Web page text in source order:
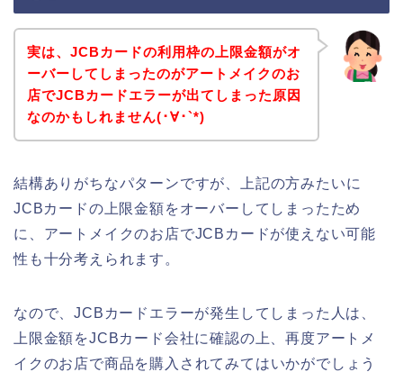
実は、JCBカードの利用枠の上限金額がオ
ーバーしてしまったのがアートメイクのお
店でJCBカードエラーが出てしまった原因
なのかもしれません(･∀･`*)
結構ありがちなパターンですが、上記の方みたいに
JCBカードの上限金額をオーバーしてしまったため
に、アートメイクのお店でJCBカードが使えない可能
性も十分考えられます。
なので、JCBカードエラーが発生してしまった人は、
上限金額をJCBカード会社に確認の上、再度アートメ
イクのお店で商品を購入されてみてはいかがでしょう